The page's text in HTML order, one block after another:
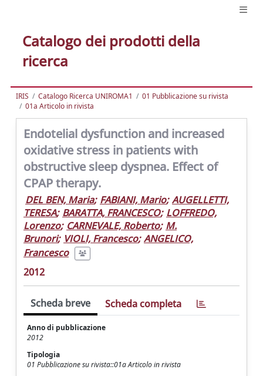
Catalogo dei prodotti della
ricerca
IRIS Catalogo Ricerca UNIROMA1
01 Pubblicazione su rivista
01a Articolo in rivista
Endotelial dysfunction and increased
oxidative stress in patients with
obstructive sleep dyspnea. Effect of
CPAP therapy.
DEL BEN, Maria; FABIANI, Mario; AUGELLETTI,
TERESA; BARATTA, FRANCESCO; LOFFREDO,
Lorenzo; CARNEVALE, Roberto; M.
Brunori; VIOLI, Francesco; ANGELICO,
Francesco
2012
Scheda breve Scheda completa
Anno di pubblicazione
2012
Tipologia
01 Pubblicazione su rivista::01a Articolo in rivista